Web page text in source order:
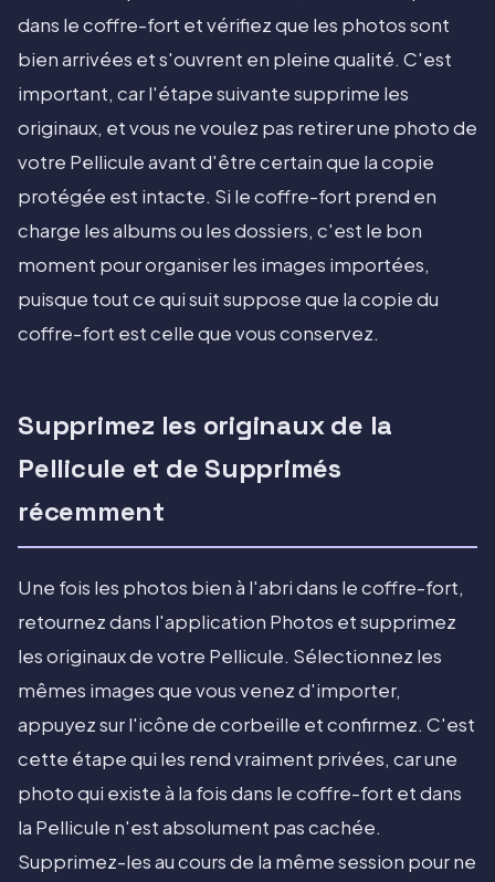
dans le coffre-fort et vérifiez que les photos sont
bien arrivées et s'ouvrent en pleine qualité. C'est
important, car l'étape suivante supprime les
originaux, et vous ne voulez pas retirer une photo de
votre Pellicule avant d'être certain que la copie
protégée est intacte. Si le coffre-fort prend en
charge les albums ou les dossiers, c'est le bon
moment pour organiser les images importées,
puisque tout ce qui suit suppose que la copie du
coffre-fort est celle que vous conservez.
Supprimez les originaux de la
Pellicule et de Supprimés
récemment
Une fois les photos bien à l'abri dans le coffre-fort,
retournez dans l'application Photos et supprimez
les originaux de votre Pellicule. Sélectionnez les
mêmes images que vous venez d'importer,
appuyez sur l'icône de corbeille et confirmez. C'est
cette étape qui les rend vraiment privées, car une
photo qui existe à la fois dans le coffre-fort et dans
la Pellicule n'est absolument pas cachée.
Supprimez-les au cours de la même session pour ne